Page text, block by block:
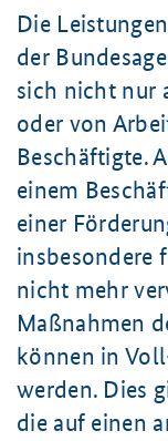
Die
der
sich nicht nur
oder von
Beschäftigte.
einem
einer
insbesondere
nicht mehr
Maßnahmen
können in
werden. Dies
die auf einen